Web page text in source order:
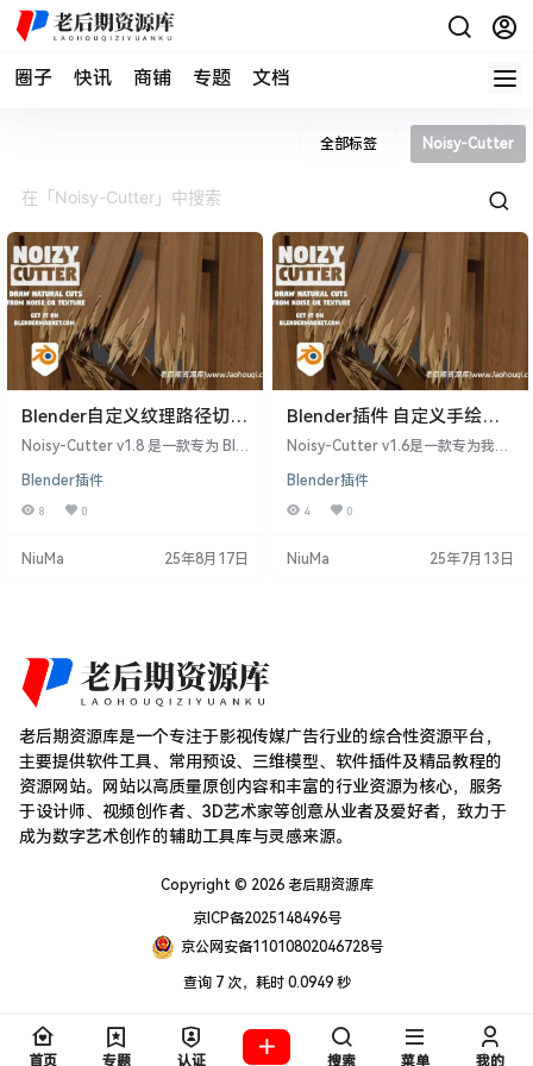
圈子 快讯 商铺 专题 文档
全部标签 Noisy-Cutter
Blender自定义纹理路径切割
破碎插件 Noisy-Cutter
Noisy-Cutter v1.8 是一款专为 Ble
碎插件，旨在帮助用户快速创建自
然的切割、破碎和纹理效果。该工
带有起伏和噪点，同时支持自动展
实材质的破碎效果。 手绘样…
Blender插件
8 0
NiuMa 25年8月17日
Blender插件 自定义手绘样
条线几何切割破碎工具
程
Noisy-Cutter v1.6是一款专为我们
这个工具被设计用于从手绘样条线
中切割、分割几何体。与其他工具
簸和噪声的，同时还会自动展开U
Blender插件
4 0
NiuMa 25年7月13日
老后期资源库是一个专注于影视传媒广告行业的综合性资源平台，
主要提供软件工具、常用预设、三维模型、软件插件及精品教程的
资源网站。网站以高质量原创内容和丰富的行业资源为核心，服务
于设计师、视频创作者、3D艺术家等创意从业者及爱好者，致力于
成为数字艺术创作的辅助工具库与灵感来源。
Copyright © 2026老后期资源库
京ICP备2025148496号
京公网安备11010802046728号
查询 7 次，耗时 0.0949 秒
首页 专题 认证 搜索 菜单 我的